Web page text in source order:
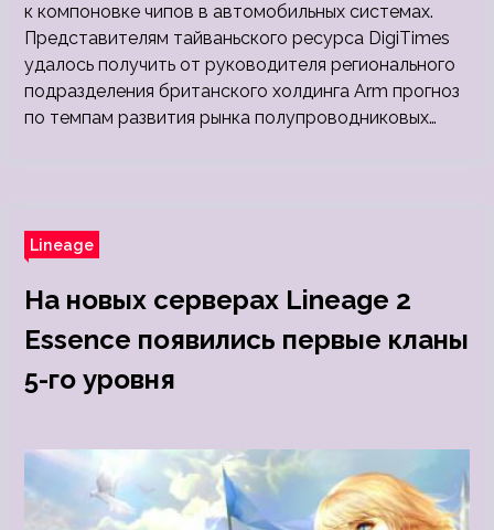
к компоновке чипов в автомобильных системах.
Представителям тайваньского ресурса DigiTimes
удалось получить от руководителя регионального
подразделения британского холдинга Arm прогноз
по темпам развития рынка полупроводниковых…
Lineage
На новых серверах Lineage 2
Essence появились первые кланы
5-го уровня